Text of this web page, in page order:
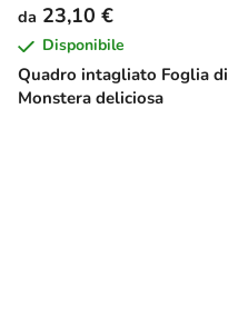
Quadro intagliato Foglia di
Monstera deliciosa
da 23,10 €
Disponibile